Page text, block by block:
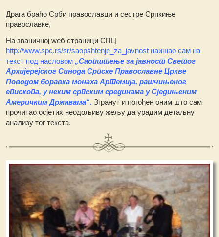
Драга браћо Срби православци и сестре Српкиње
православке,
На званичној wеб страници СПЦ
http://www.spc.rs/sr/saopshtenje_za_javnost наишао сам на
текст под насловом„Саопштењe за јавност Светог
Архијерејског Синода Српске Православне Цркве
Поводом боравка монаха Артемија, рашчињеног
епископа, у неким српским срединама у Сједињеним
Америчким Државама“. Згранут и погођен оним што сам
прочитао осјетих неодољиву жељу да урадим детаљну
анализу тог текста.